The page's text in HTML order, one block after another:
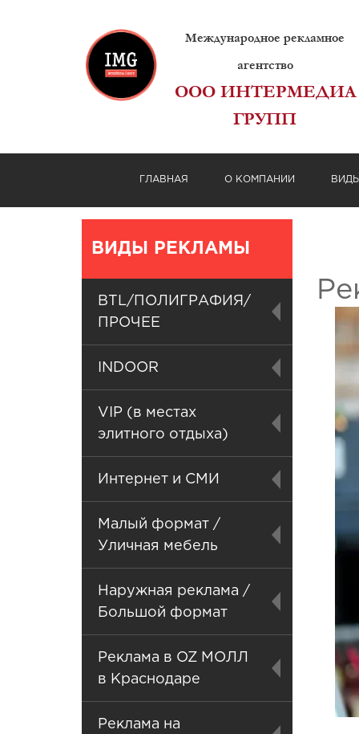
Международное рекламное
агентство
ООО ИНТЕРМЕДИА
ГРУПП
ГЛАВНАЯ О КОМПАНИИ
ВИДЫ РЕКЛАМЫ
BTL/ПОЛИГРАФИЯ/
ПРОЧЕЕ
INDOOR
VIP (в местах
элитного отдыха)
Интернет и СМИ
Малый формат /
Уличная мебель
Наружная реклама /
Большой формат
Реклама в OZ МОЛЛ
в Краснодаре
Реклама на